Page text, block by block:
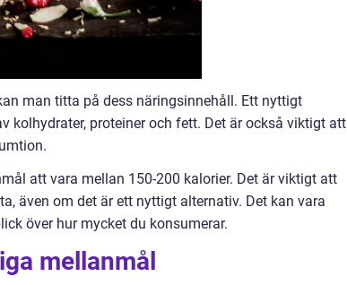
man titta på dess näringsinnehåll. Ett nyttigt
kolhydrater, proteiner och fett. Det är också viktigt att
att vara mellan 150-200 kalorier. Det är viktigt att
även om det är ett nyttigt alternativ. Det kan vara
över hur mycket du konsumerar.
mellanmål